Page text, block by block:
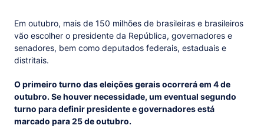
Em outubro, mais de 150 milhões de brasileiras e brasileiros
vão escolher o presidente da República, governadores e
senadores, bem como deputados federais, estaduais e
distritais.
O primeiro turno das eleições gerais ocorrerá em 4 de
outubro. Se houver necessidade, um eventual segundo
turno para definir presidente e governadores está
marcado para 25 de outubro.